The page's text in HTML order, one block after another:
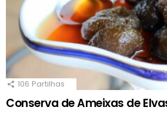
106 Partilhas
Conserva de Ameixas de